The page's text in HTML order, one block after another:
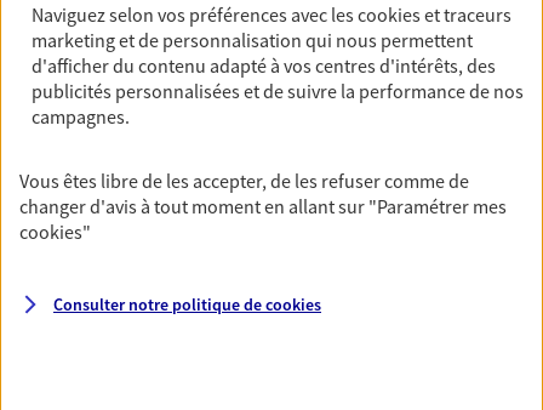
Préparez sereinement ce nouveau chapitre de
votre vie avec les conseils d'un expert. Découvrez
notre solution PER (Plan Epargne Retraite)
spécialement conçue pour la retraite.
Prévoyance
d'accident ou de maladie en optant pour les
Naviguez selon vos préférences avec lescookies et traceurs
marketing et de personnalisation qui nous permettent
d'afficher du contenu adapté à vos centres d'intérêts, des
publicités personnalisées et de suivre la performance de nos
campagnes.
Vous êtes libre de les accepter, de les refuser comme de
changer d'avis à tout moment en allant sur "Paramétrer mes
cookies"
Consulter notre politique decookies